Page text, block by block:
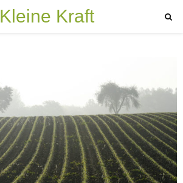
Kleine Kraft